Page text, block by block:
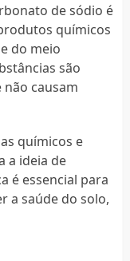
de sódio é
químicos
do meio
são
causam
químicos e
a ideia de
é essencial para
a saúde do solo,